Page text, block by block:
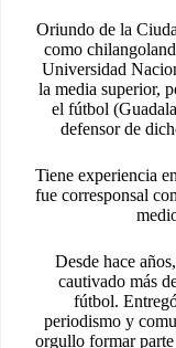
Oriundo de la
como
Universidad
la media superior,
el fútbol
defensor de
Tiene experiencia
fue corresponsal
Desde hace
cautivado más
fútbol.
periodismo y
orgullo formar parte